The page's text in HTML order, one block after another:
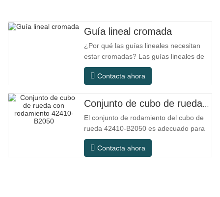
Guía lineal cromada
¿Por qué las guías lineales necesitan
estar cromadas? Las guías lineales de
acero ordinario pueden satisfacer las
necesidades operativas básicas en
convencionales, pero en escenarios de
uso práctico como equipos de
automatización, máquinas herramienta
de precisión, equipos
Contacta ahora
Conjunto de cubo de rueda con rodamiento 42410-B2050
El conjunto de rodamiento del cubo de
rueda 42410-B2050 es adecuado para
el mercado de mantenimiento y
reemplazo de automóviles, cumpliendo
Contacta ahora